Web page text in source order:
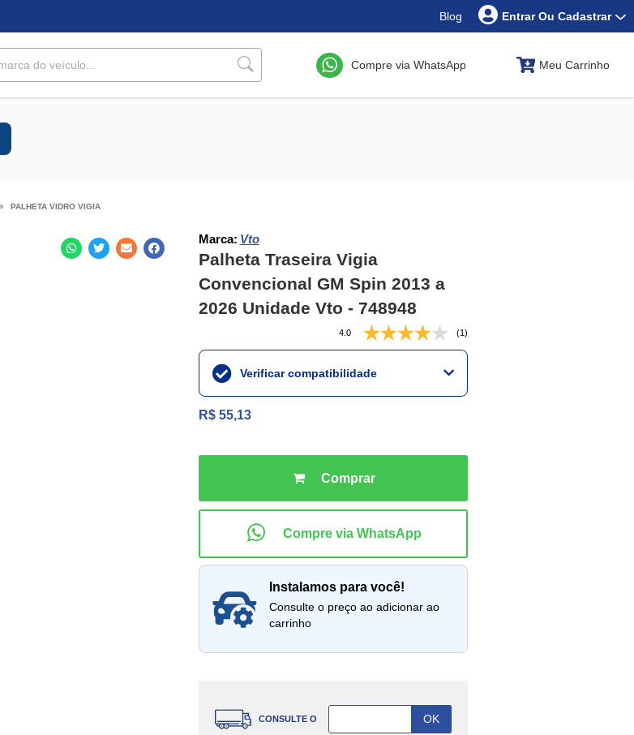
Blog Entrar Ou Cadastrar
Compre via WhatsApp Meu Carrinho
PALHETA VIDRO VIGIA
Marca: Vto
Palheta Traseira Vigia
Convencional GM Spin 2013 a
2026 Unidade Vto - 748948
4.0 (1)
Verificar compatibilidade
R$ 55,13
instalamos para você!
Consulte o preço ao adicionar ao
carrinho
CONSULTE O